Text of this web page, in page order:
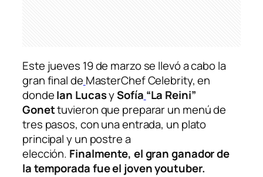
Este jueves 19 de marzo se llevó a cabo la
gran final de MasterChef Celebrity, en
dondeIan LucasySofía “La Reini”
Gonettuvieron que preparar un menú de
tres pasos, con una entrada, un plato
principal y un postre a
elección. Finalmente, el gran ganador de
la temporada fue el joven youtuber.